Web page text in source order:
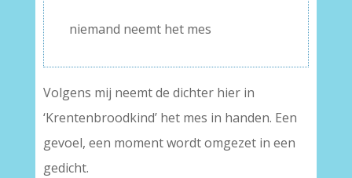
niemand neemt het mes
Volgens mij neemt de dichter hier in
‘Krentenbroodkind’ het mes in handen. Een
gevoel, een moment wordt omgezet in een
gedicht.